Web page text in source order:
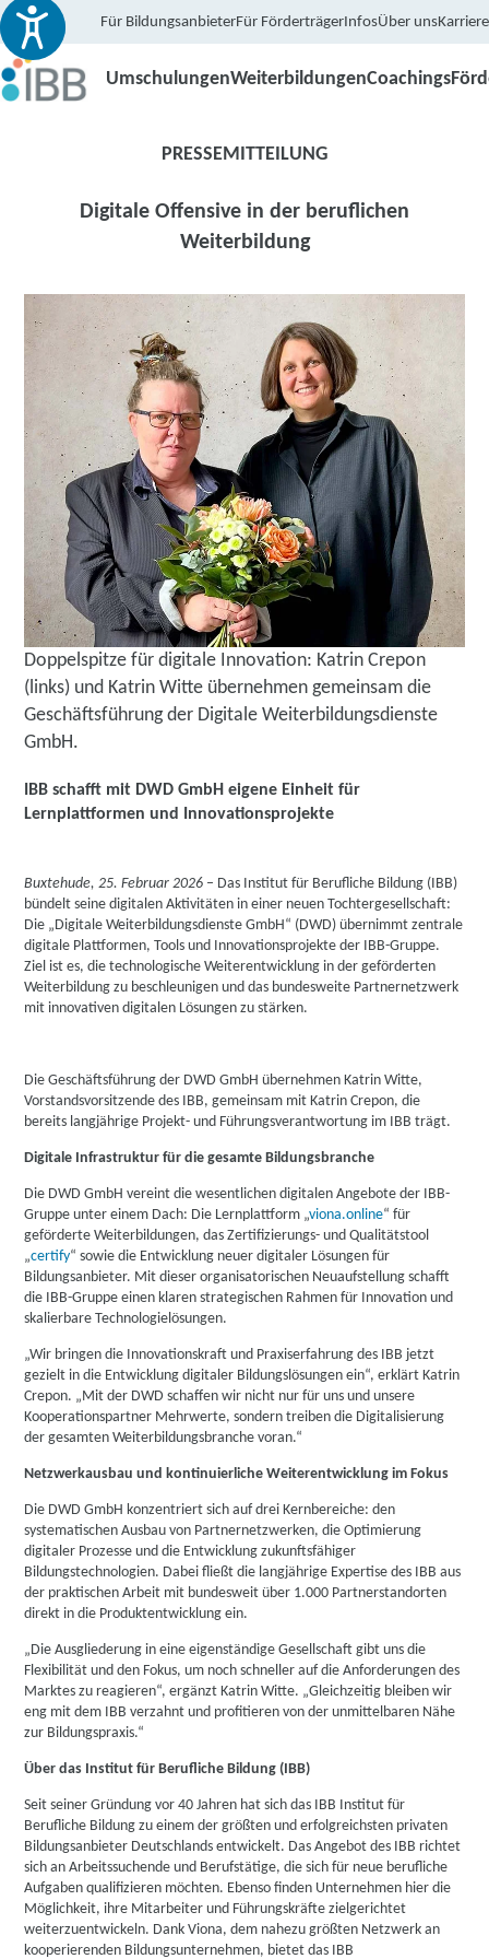
Für BildungsanbieterFür FörderträgerInfosÜber unsKarriere
UmschulungenWeiterbildungenCoachings
PRESSEMITTEILUNG
Digitale Offensive in der beruflichen
Weiterbildung
Doppelspitze für digitale Innovation: Katrin Crepon
(links) und Katrin Witte übernehmen gemeinsam die
Geschäftsführung der Digitale Weiterbildungsdienste
GmbH.
IBB schafft mit DWD GmbH eigene Einheit für
Lernplattformen und Innovationsprojekte
Buxtehude, 25. Februar 2026 – Das Institut für Berufliche Bildung (IBB)
bündelt seine digitalen Aktivitäten in einer neuen Tochtergesellschaft:
Die „Digitale Weiterbildungsdienste GmbH“ (DWD) übernimmt zentrale
digitale Plattformen, Tools und Innovationsprojekte der IBB-Gruppe.
Ziel ist es, die technologische Weiterentwicklung in der geförderten
Weiterbildung zu beschleunigen und das bundesweite Partnernetzwerk
mit innovativen digitalen Lösungen zu stärken.
Die Geschäftsführung der DWD GmbH übernehmen Katrin Witte,
Vorstandsvorsitzende des IBB, gemeinsam mit Katrin Crepon, die
bereits langjährige Projekt- und Führungsverantwortung im IBB trägt.
Digitale Infrastruktur für die gesamte Bildungsbranche
Die DWD GmbH vereint die wesentlichen digitalen Angebote der IBB-
Gruppe unter einem Dach: Die Lernplattform „viona.online“ für
geförderte Weiterbildungen, das Zertifizierungs- und Qualitätstool
„certify“ sowie die Entwicklung neuer digitaler Lösungen für
Bildungsanbieter. Mit dieser organisatorischen Neuaufstellung schafft
die IBB-Gruppe einen klaren strategischen Rahmen für Innovation und
skalierbare Technologielösungen.
„Wir bringen die Innovationskraft und Praxiserfahrung des IBB jetzt
gezielt in die Entwicklung digitaler Bildungslösungen ein“, erklärt Katrin
Crepon. „Mit der DWD schaffen wir nicht nur für uns und unsere
Kooperationspartner Mehrwerte, sondern treiben die Digitalisierung
der gesamten Weiterbildungsbranche voran.“
Netzwerkausbau und kontinuierliche Weiterentwicklung im Fokus
Die DWD GmbH konzentriert sich auf drei Kernbereiche: den
systematischen Ausbau von Partnernetzwerken, die Optimierung
digitaler Prozesse und die Entwicklung zukunftsfähiger
Bildungstechnologien. Dabei fließt die langjährige Expertise des IBB aus
der praktischen Arbeit mit bundesweit über 1.000 Partnerstandorten
direkt in die Produktentwicklung ein.
„Die Ausgliederung in eine eigenständige Gesellschaft gibt uns die
Flexibilität und den Fokus, um noch schneller auf die Anforderungen des
Marktes zu reagieren“, ergänzt Katrin Witte. „Gleichzeitig bleiben wir
eng mit dem IBB verzahnt und profitieren von der unmittelbaren Nähe
zur Bildungspraxis.“
Über das Institut für Berufliche Bildung (IBB)
Seit seiner Gründung vor 40 Jahren hat sich das IBB Institut für
Berufliche Bildung zu einem der größten und erfolgreichsten privaten
Bildungsanbieter Deutschlands entwickelt. Das Angebot des IBB richtet
sich an Arbeitssuchende und Berufstätige, die sich für neue berufliche
Aufgaben qualifizieren möchten. Ebenso finden Unternehmen hier die
Möglichkeit, ihre Mitarbeiter und Führungskräfte zielgerichtet
weiterzuentwickeln. Dank Viona, dem nahezu größten Netzwerk an
kooperierenden Bildungsunternehmen, bietet das IBB